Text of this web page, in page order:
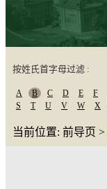
按姓氏首字母过滤 :
A B C D E F
S
T U V W X
当前位置: 前导页 >